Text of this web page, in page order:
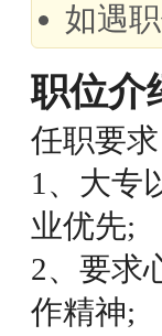
如遇
职位介
任职要求
1、大专
业优先;
2、要求
作精神;